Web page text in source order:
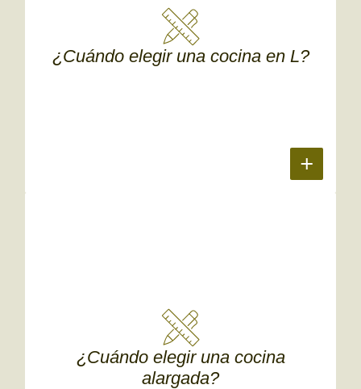
¿Cuándo elegir una cocina en L?
¿Cuándo elegir una cocina
alargada?